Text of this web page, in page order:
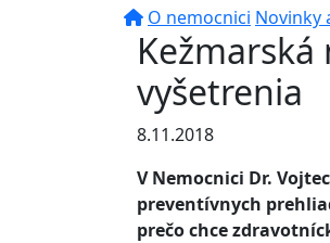
O nemocnici Novinky
vyšetrenia
8.11.2018
V Nemocnici Dr.
preventívnych
prečo chce